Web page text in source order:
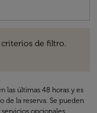
de filtro.
las últimas 48 horas y es
de la reserva. Se pueden
opcionales.